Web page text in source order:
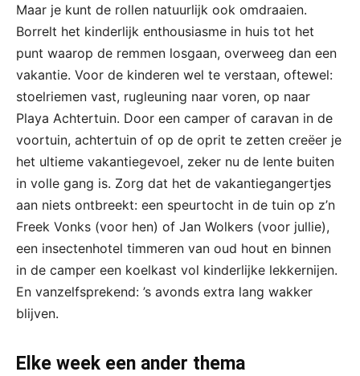
Maar je kunt de rollen natuurlijk ook omdraaien.
Borrelt het kinderlijk enthousiasme in huis tot het
punt waarop de remmen losgaan, overweeg dan een
vakantie. Voor de kinderen wel te verstaan, oftewel:
stoelriemen vast, rugleuning naar voren, op naar
Playa Achtertuin. Door een camper of caravan in de
voortuin, achtertuin of op de oprit te zetten creëer je
het ultieme vakantiegevoel, zeker nu de lente buiten
in volle gang is. Zorg dat het de vakantiegangertjes
aan niets ontbreekt: een speurtocht in de tuin op z’n
Freek Vonks (voor hen) of Jan Wolkers (voor jullie),
een insectenhotel timmeren van oud hout en binnen
in de camper een koelkast vol kinderlijke lekkernijen.
En vanzelfsprekend: ’s avonds extra lang wakker
blijven.
Elke week een ander thema